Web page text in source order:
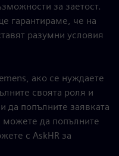
за заетост.
гарантираме, че на
разумни условия
ако се нуждаете
своята роля и
да попълните заявката
можете да попълните
с AskHR за